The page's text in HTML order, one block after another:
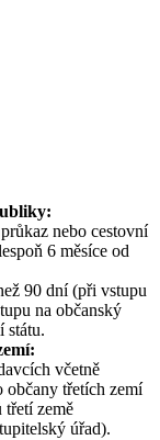
nebo cestovní
6 měsíce od
90 dní (při vstupu
na občanský
státu.
včetně
třetích zemí
třetí země
úřad).